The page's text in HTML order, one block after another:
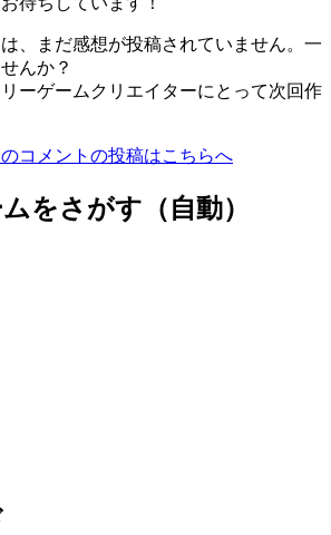
、まだ感想が投稿されていません。一
んか？
ーゲームクリエイターにとって次回作
コメントの投稿はこちらへ
をさがす（自動）